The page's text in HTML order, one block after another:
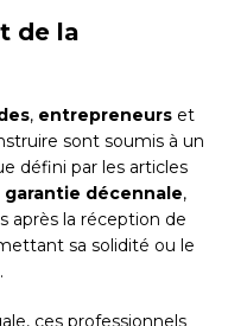
de la
, entrepreneurs et
sont soumis à un
défini par les articles
garantie décennale,
après la réception de
sa solidité ou le
ces professionnels